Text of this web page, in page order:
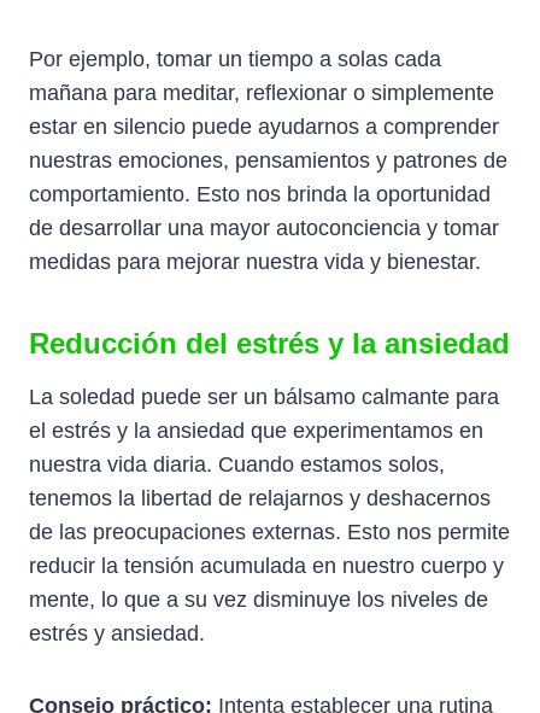
Por ejemplo, tomar un tiempo a solas cada
mañana para meditar, reflexionar o simplemente
estar en silencio puede ayudarnos a comprender
nuestras emociones, pensamientos y patrones de
comportamiento. Esto nos brinda la oportunidad
de desarrollar una mayor autoconciencia y tomar
medidas para mejorar nuestra vida y bienestar.
Reducción del estrés y la ansiedad
La soledad puede ser un bálsamo calmante para
el estrés y la ansiedad que experimentamos en
nuestra vida diaria. Cuando estamos solos,
tenemos la libertad de relajarnos y deshacernos
de las preocupaciones externas. Esto nos permite
reducir la tensión acumulada en nuestro cuerpo y
mente, lo que a su vez disminuye los niveles de
estrés y ansiedad.
Consejo práctico: Intenta establecer una rutina